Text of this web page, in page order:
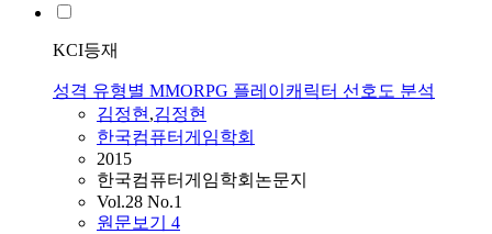
KCI등재
성격 유형별 MMORPG 플레이캐릭터 선호도 분석
김정현,김정현
한국컴퓨터게임학회
2015
한국컴퓨터게임학회논문지
Vol.28 No.1
원문보기 4